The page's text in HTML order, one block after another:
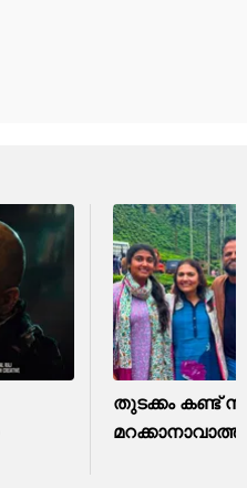
തുടക്കം കണ്ട്
മറക്കാനാവാത്ത